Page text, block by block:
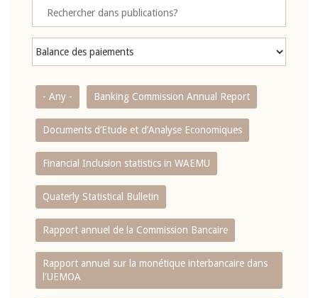
- Any - Banking Commission Annual Report
Documents d’Etude et d’Analyse Economiques
Financial Inclusion statistics in WAEMU
Quaterly Statistical Bulletin
Rapport annuel de la Commission Bancaire
Rapport annuel sur la monétique interbancaire dans
l'UEMOA